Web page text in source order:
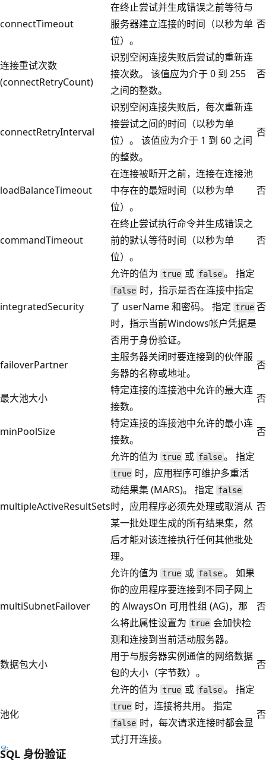
connectTimeout
在终止尝试并生成错误之前等待与
服务器建立连接的时间（以秒为单
位）。
否
连接重试次数
(connectRetryCount)
识别空闲连接失败后尝试的重新连
接次数。 该值应为介于 0 到 255
之间的整数。
否
connectRetryInterval
识别空闲连接失败后，每次重新连
接尝试之间的时间（以秒为单
位）。 该值应为介于 1 到 60 之间
的整数。
否
loadBalanceTimeout
在连接被断开之前，连接在连接池
中存在的最短时间（以秒为单
位）。
否
commandTimeout
在终止尝试执行命令并生成错误之
前的默认等待时间（以秒为单
位）。
否
integratedSecurity
允许的值为 true 或 false。 指定
false 时，指示是否在连接中指定
了 userName 和密码。 指定 true
时，指示当前Windows帐户凭据是
否用于身份验证。
否
failoverPartner
主服务器关闭时要连接到的伙伴服
务器的名称或地址。
否
最大池大小
特定连接的连接池中允许的最大连
接数。
否
minPoolSize
特定连接的连接池中允许的最小连
接数。
否
multipleActiveResultSets
允许的值为 true 或 false。 指定
true 时，应用程序可维护多重活
动结果集 (MARS)。 指定 false
时，应用程序必须先处理或取消从
某一批处理生成的所有结果集，然
后才能对该连接执行任何其他批处
理。
否
multiSubnetFailover
允许的值为 true 或 false。 如果
你的应用程序要连接到不同子网上
的 AlwaysOn 可用性组 (AG)，那
么将此属性设置为 true 会加快检
测和连接到当前活动服务器。
否
数据包大小
用于与服务器实例通信的网络数据
包的大小（字节数）。
否
池化
允许的值为 true 或 false。 指定
true 时，连接将共用。 指定
false 时，每次请求连接时都会显
式打开连接。
否
SQL 身份验证